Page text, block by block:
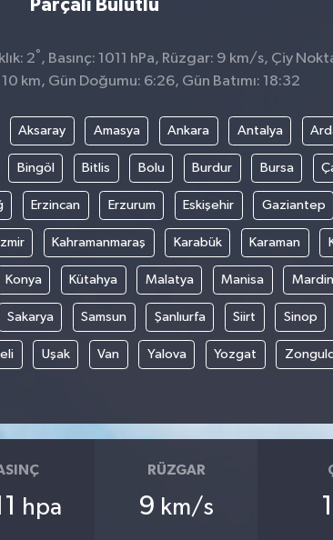
Parçalı Bulutlu
2° , Basınç: 1011 hPa, Rüzgar: 9 km/s, Çiy
km, Gün Doğumu: 6:26, Gün Batımı: 18:32
Aksaray Amasya Ankara Antalya
Bingöl Bitlis Bolu Burdur Bursa
Erzincan Erzurum Eskişehir Gaziantep
İzmir Kahramanmaraş Karabük Karaman
Konya Kütahya Malatya Manisa Mardin
Sakarya Samsun Şanlıurfa Siirt Sinop
Uşak Van Yalova Yozgat
hpa
RÜZGAR
9 km/s